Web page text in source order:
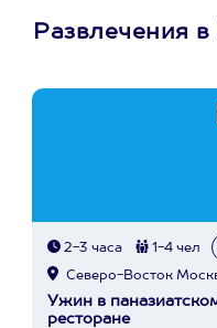
Развлечения
2-3 часа 1-4 чел
Северо-Восток
Ужин в
ресторане